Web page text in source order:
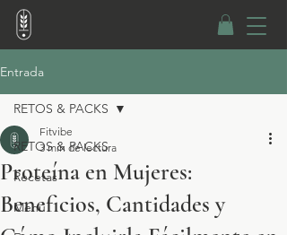
Entrada
RETOS & PACKS
Recetas
Menú
RETOS & PACKS
Proteína en Mujeres:
Beneficios, Cantidades y
Fitvibe
3 min de lectura